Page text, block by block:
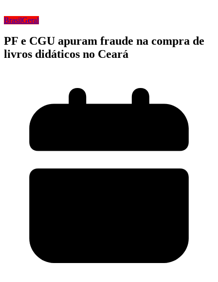
BrasilGeral
PF e CGU apuram fraude na compra de
livros didáticos no Ceará